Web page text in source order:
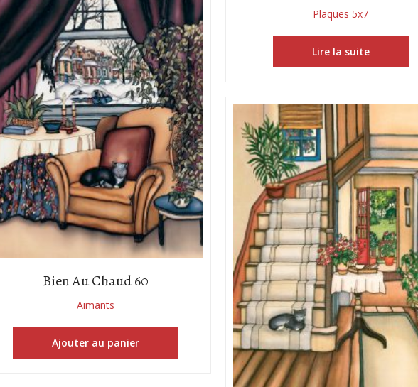
Plaques 5x7
Lire la suite
Bien Au Chaud 60
Aimants
Ajouter au panier